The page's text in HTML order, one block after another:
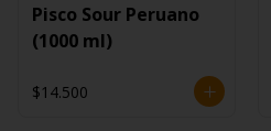
Pisco Sour Peruano
(1000 ml)
$14.500